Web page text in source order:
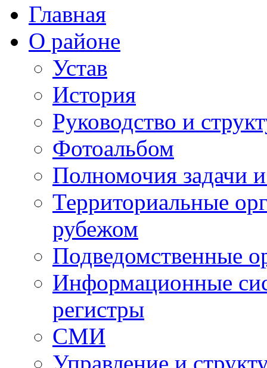
Главная
О районе
Устав
История
Руководство и
Фотоальбом
Полномочия задачи
Территориальные
рубежом
Подведомственные
Информационные
регистры
СМИ
Управление и